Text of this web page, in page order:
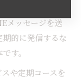
その場で提案・
メッセージを送
的に発信するな
す。
や定期コースを